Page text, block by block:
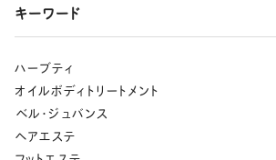
キーワード
ハーブティ
オイルボディトリートメント
⁡ベル･ジュバンス
ヘアエステ